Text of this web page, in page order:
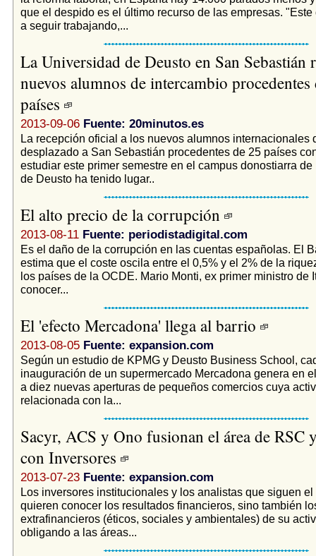
que el despido es el último recurso de las empresas. "Este
a seguir trabajando,...
La Universidad de Deusto en San Sebastián
nuevos alumnos de intercambio procedentes
países
2013-09-06 Fuente: 20minutos.es
La recepción oficial a los nuevos alumnos internacionales
desplazado a San Sebastián procedentes de 25 países
estudiar este primer semestre en el campus donostiarra
de Deusto ha tenido lugar..
El alto precio de la corrupción
2013-08-11 Fuente: periodistadigital.com
Es el daño de la corrupción en las cuentas españolas. El
estima que el coste oscila entre el 0,5% y el 2% de la
los países de la OCDE. Mario Monti, ex primer ministro de
conocer...
El 'efecto Mercadona' llega al barrio
2013-08-05 Fuente: expansion.com
Según un estudio de KPMG y Deusto Business School,
inauguración de un supermercado Mercadona genera en
a diez nuevas aperturas de pequeños comercios cuya
relacionada con la...
Sacyr, ACS y Ono fusionan el área de RSC
con Inversores
2013-07-23 Fuente: expansion.com
Los inversores institucionales y los analistas que siguen
quieren conocer los resultados financieros, sino también
extrafinancieros (éticos, sociales y ambientales) de su
obligando a las áreas...